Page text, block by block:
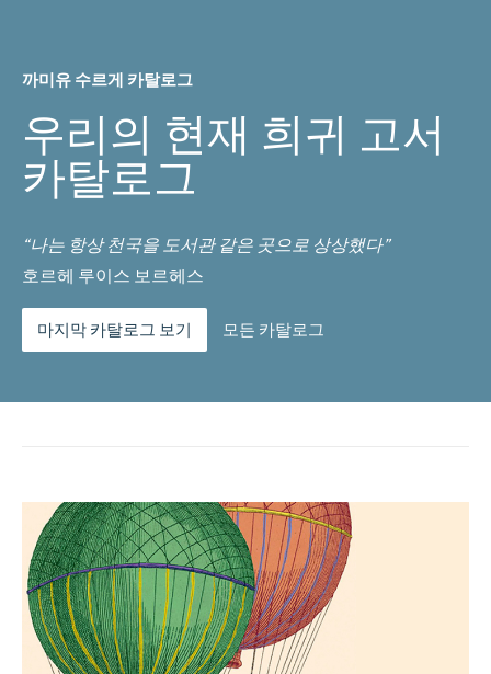
까미유 수르게 카탈로그
우리의 현재 희귀 고서
카탈로그
“나는 항상 천국을 도서관 같은 곳으로 상상했다”
호르헤 루이스 보르헤스
마지막 카탈로그 보기 모든 카탈로그